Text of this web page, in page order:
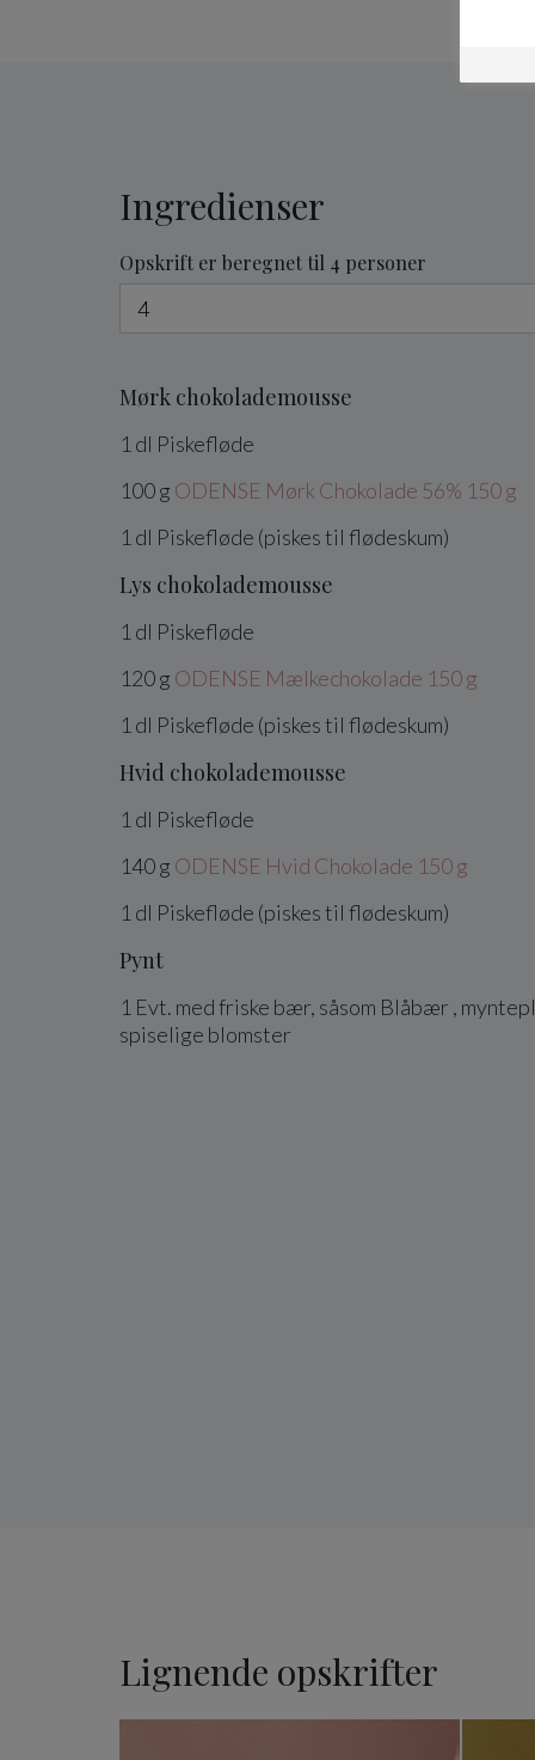
Ingredienser
Opskrift er beregnet til 4 personer
Mørk chokolademousse
1 dl Piskefløde
100g ODENSE Mørk Chokolade 56% 150 g
1 dl Piskefløde (piskes til flødeskum)
Lys chokolademousse
1 dl Piskefløde
120g ODENSE Mælkechokolade 150 g
1 dl Piskefløde (piskes til flødeskum)
Hvid chokolademousse
1 dl Piskefløde
140g ODENSE Hvid Chokolade 150 g
1 dl Piskefløde (piskes til flødeskum)
Pynt
1 Evt. med friske bær, såsom Blåbær ,
spiselige blomster
Lignende opskrifter